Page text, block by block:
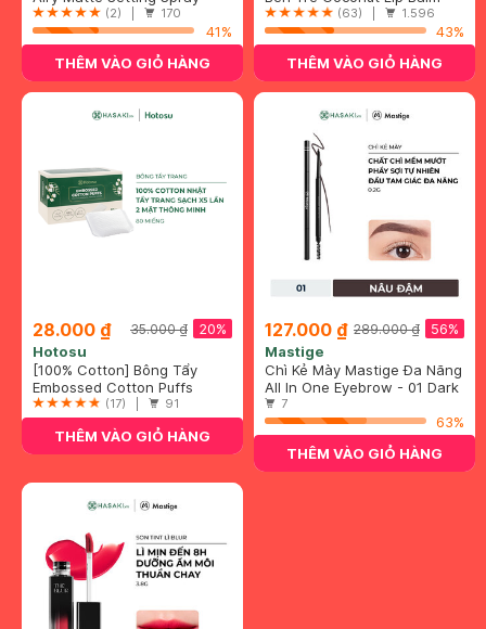
Màu 100ml
Oily Skin Version
(2) | 170
41%
THÊM VÀO GIỎ HÀNG
(63) | 1.596
43%
THÊM VÀO GIỎ HÀNG
28.000 ₫ 20%
35.000 ₫
Hotosu
[100% Cotton] Bông Tẩy
Trang Hotosu Hộp 80 Miếng
Embossed Cotton Puffs
(17) | 91
THÊM VÀO GIỎ HÀNG
127.000 ₫ 56%
289.000 ₫
Mastige
Chì Kẻ Mày Mastige Đa Năng
Kháng Nước Màu Nâu Đậm
0.2g
All In One Eyebrow - 01 Dark
Brown
7
63%
THÊM VÀO GIỎ HÀNG